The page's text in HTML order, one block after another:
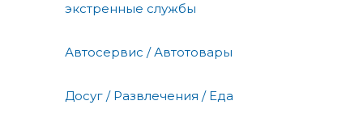
экстренные службы
Автосервис / Автотовары
Досуг / Развлечения / Еда